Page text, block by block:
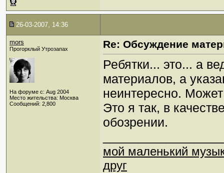
26-03-2007, 14:36
mors
Прогорклый Утрозапах
На форуме с: Aug 2004
Место жительства: Москва
Сообщений: 2,800
Re: Обсуждение
Ребятки... это... а
материалов, а
неинтересно.
Это я так, в
обозрении.
мой маленький
друг